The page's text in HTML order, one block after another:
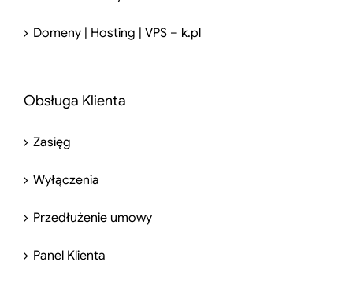
Domeny | Hosting | VPS – k.pl
Obsługa Klienta
Zasięg
Wyłączenia
Przedłużenie umowy
Panel Klienta